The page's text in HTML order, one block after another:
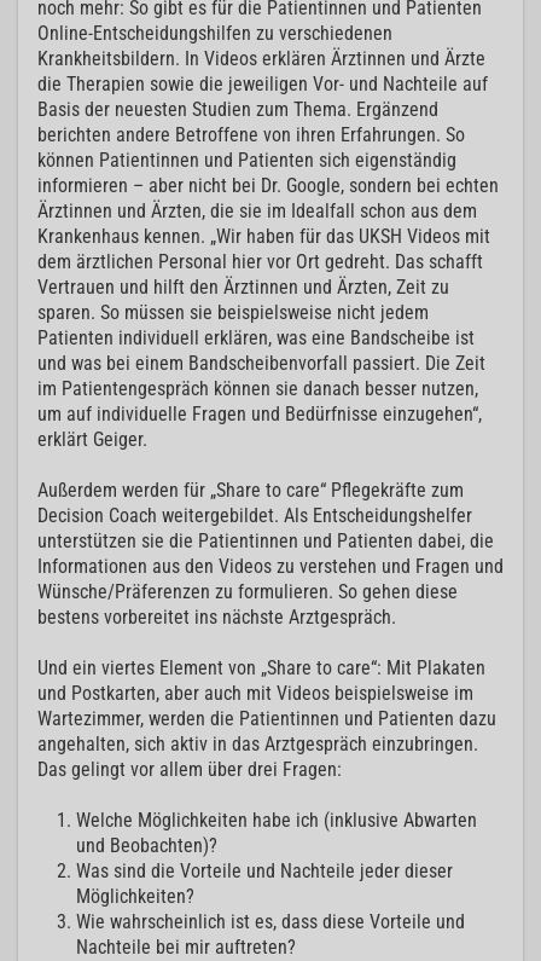
noch mehr: So gibt es für die Patientinnen und Patienten
Online-Entscheidungshilfen zu verschiedenen
Krankheitsbildern. In Videos erklären Ärztinnen und Ärzte
die Therapien sowie die jeweiligen Vor- und Nachteile auf
Basis der neuesten Studien zum Thema. Ergänzend
berichten andere Betroffene von ihren Erfahrungen. So
können Patientinnen und Patienten sich eigenständig
informieren – aber nicht bei Dr. Google, sondern bei echten
Ärztinnen und Ärzten, die sie im Idealfall schon aus dem
Krankenhaus kennen. „Wir haben für das UKSH Videos mit
dem ärztlichen Personal hier vor Ort gedreht. Das schafft
Vertrauen und hilft den Ärztinnen und Ärzten, Zeit zu
sparen. So müssen sie beispielsweise nicht jedem
Patienten individuell erklären, was eine Bandscheibe ist
und was bei einem Bandscheibenvorfall passiert. Die Zeit
im Patientengespräch können sie danach besser nutzen,
um auf individuelle Fragen und Bedürfnisse einzugehen“,
erklärt Geiger.
Außerdem werden für „Share to care“ Pflegekräfte zum
Decision Coach weitergebildet. Als Entscheidungshelfer
unterstützen sie die Patientinnen und Patienten dabei, die
Informationen aus den Videos zu verstehen und Fragen und
Wünsche/Präferenzen zu formulieren. So gehen diese
bestens vorbereitet ins nächste Arztgespräch.
Und ein viertes Element von „Share to care“: Mit Plakaten
und Postkarten, aber auch mit Videos beispielsweise im
Wartezimmer, werden die Patientinnen und Patienten dazu
angehalten, sich aktiv in das Arztgespräch einzubringen.
Das gelingt vor allem über drei Fragen:
Welche Möglichkeiten habe ich (inklusive Abwarten
und Beobachten)?
Was sind die Vorteile und Nachteile jeder dieser
Möglichkeiten?
Wie wahrscheinlich ist es, dass diese Vorteile und
Nachteile bei mir auftreten?